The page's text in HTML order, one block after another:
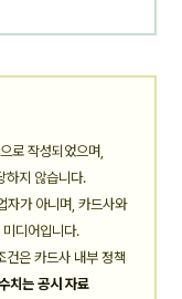
로 작성되었으며,
하지 않습니다.
자가 아니며, 카드사와
미디어입니다.
건은 카드사 내부 정책
치는 공시 자료